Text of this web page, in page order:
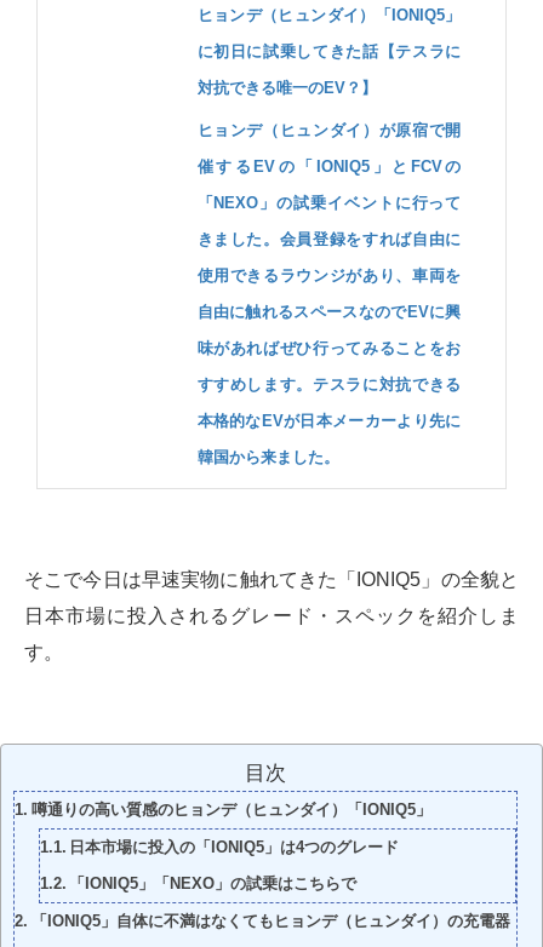
ヒョンデ（ヒュンダイ）「IONIQ5」
に初日に試乗してきた話【テスラに
対抗できる唯一のEV？】
ヒョンデ（ヒュンダイ）が原宿で開
催するEVの「IONIQ5」とFCVの
「NEXO」の試乗イベントに行って
きました。会員登録をすれば自由に
使用できるラウンジがあり、車両を
自由に触れるスペースなのでEVに興
味があればぜひ行ってみることをお
すすめします。テスラに対抗できる
本格的なEVが日本メーカーより先に
韓国から来ました。
そこで今日は早速実物に触れてきた「IONIQ5」の全貌と
日本市場に投入されるグレード・スペックを紹介しま
す。
目次
噂通りの高い質感のヒョンデ（ヒュンダイ）「IONIQ5」
日本市場に投入の「IONIQ5」は4つのグレード
「IONIQ5」「NEXO」の試乗はこちらで
「IONIQ5」自体に不満はなくてもヒョンデ（ヒュンダイ）の充電器